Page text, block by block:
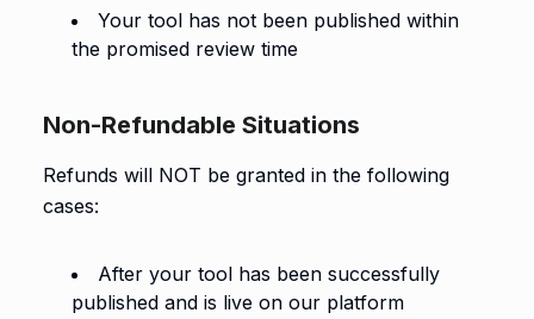
Your tool has not been published within
the promised review time
Non-Refundable Situations
Refunds will NOT be granted in the following
cases:
After your tool has been successfully
published and is live on our platform